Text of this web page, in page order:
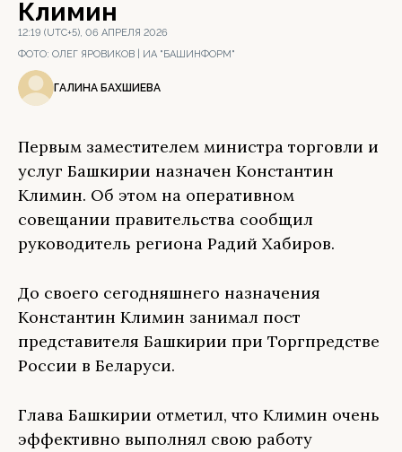
Климин
12:19 (UTC+5), 06 АПРЕЛЯ 2026
ФОТО: ОЛЕГ ЯРОВИКОВ | ИА "БАШИНФОРМ"
ГАЛИНА БАХШИЕВА
Первым заместителем министра торговли и
услуг Башкирии назначен Константин
Климин. Об этом на оперативном
совещании правительства сообщил
руководитель региона Радий Хабиров.
До своего сегодняшнего назначения
Константин Климин занимал пост
представителя Башкирии при Торгпредстве
России в Беларуси.
Глава Башкирии отметил, что Климин очень
эффективно выполнял свою работу